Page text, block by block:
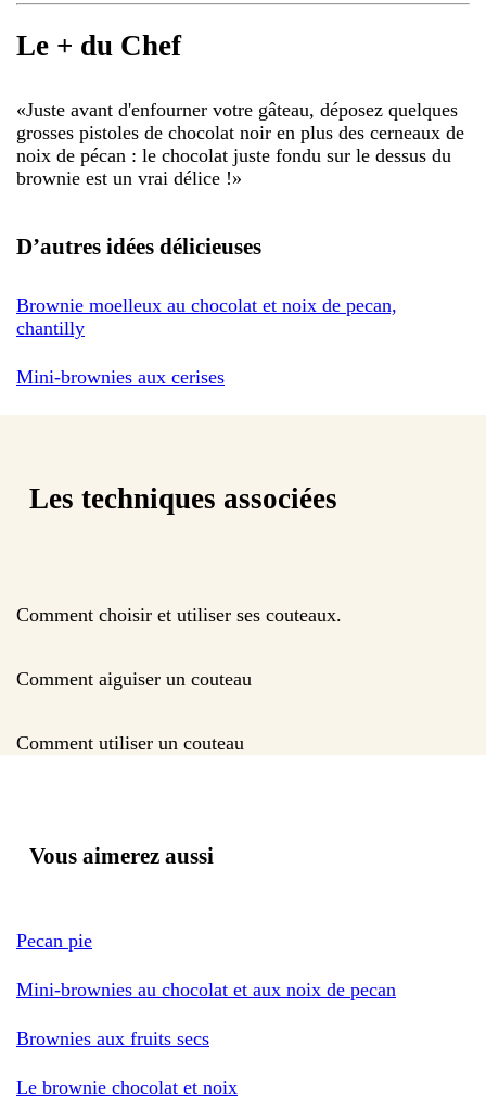
Le + du Chef
«Juste avant d'enfourner votre gâteau, déposez quelques
grosses pistoles de chocolat noir en plus des cerneaux de
noix de pécan : le chocolat juste fondu sur le dessus du
brownie est un vrai délice !»
D’autres idées délicieuses
Brownie moelleux au chocolat et noix de pecan,
chantilly
Mini-brownies aux cerises
Les techniques associées
Comment choisir et utiliser ses couteaux.
Comment aiguiser un couteau
Comment utiliser un couteau
Vous aimerez aussi
Pecan pie
Mini-brownies au chocolat et aux noix de pecan
Brownies aux fruits secs
Le brownie chocolat et noix